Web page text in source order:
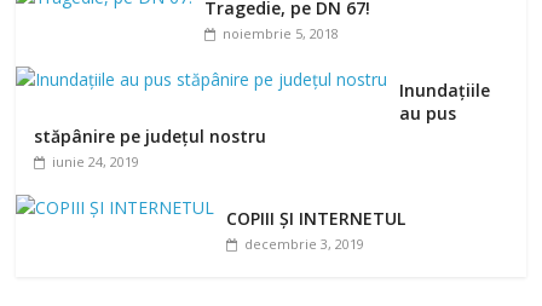
Tragedie, pe DN 67!
noiembrie 5, 2018
Inundațiile
au pus
stăpânire pe județul nostru
iunie 24, 2019
COPIII ȘI INTERNETUL
decembrie 3, 2019